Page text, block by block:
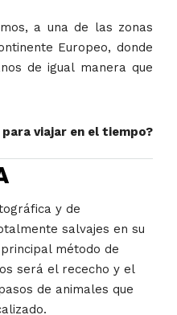
a una de las zonas
Europeo, donde
de igual manera que
viajar en el tiempo?
y de
salvajes en su
método de
será el rececho y el
de animales que